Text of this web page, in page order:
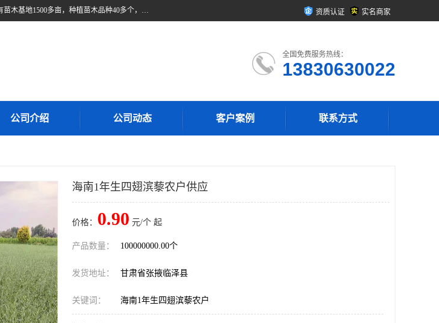
甘肃广恒源苗木农民合作社位于甘肃省临泽县，是一家从事苗木种植与销售的农民合作组织，合作社拥有苗木基地1500多亩，种植苗木品种40多个，年产各类苗木2000多万株。主营：白刺苗、红柳苗、梭梭苗等，我们以“种植一流的苗子，诚信经营”的经营理念，竭诚为每一位客户做优质的服务，欢迎来电咨询！ 资质认证 实名商家
全国免费服务热线：
13830630022
公司介绍 公司动态 客户案例 联系方式
海南1年生四翅滨藜农户供应
价格： 0.90 元/个 起
产品数量： 100000000.00个
发货地址： 甘肃省张掖临泽县
关键词： 海南1年生四翅滨藜农户